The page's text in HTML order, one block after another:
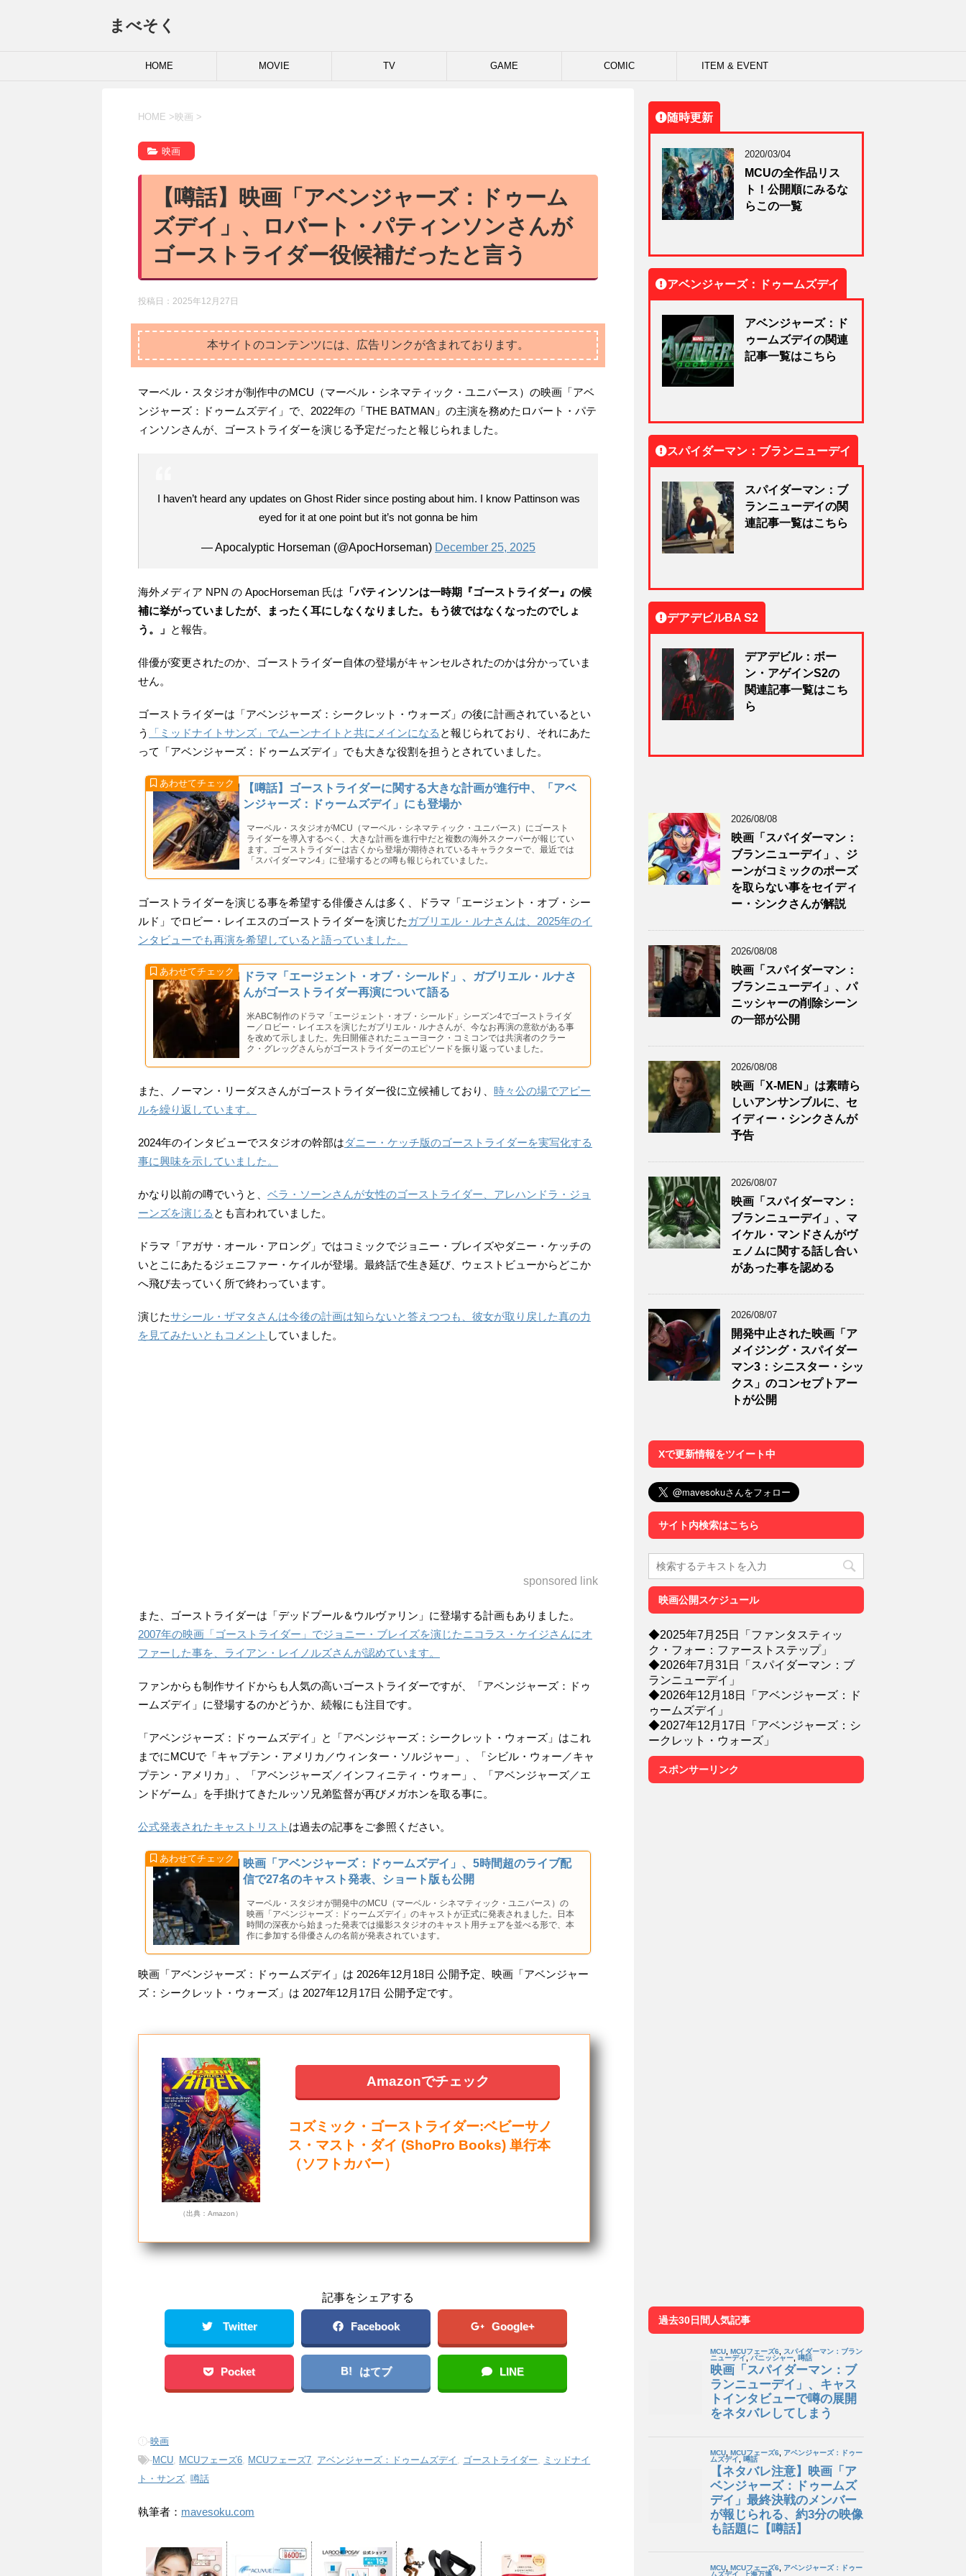
まべそく
HOME MOVIE TV GAME COMIC ITEM & EVENT
HOME > 映画 >
映画
【噂話】映画「アベンジャーズ：ドゥーム
ズデイ」、ロバート・パティンソンさんが
ゴーストライダー役候補だったと言う
投稿日： 2025年12月27日
本サイトのコンテンツには、広告リンクが含まれております。
マーベル・スタジオが制作中のMCU（マーベル・シネマティック・ユニバース）の映画「アベ
ンジャーズ：ドゥームズデイ」で、2022年の「THE BATMAN」の主演を務めたロバート・パテ
ィンソンさんが、ゴーストライダーを演じる予定だったと報じられました。
I haven’t heard any updates on Ghost Rider since posting about him. I know Pattinson was
eyed for it at one point but it’s not gonna be him
— Apocalyptic Horseman (@ApocHorseman) December 25, 2025
海外メディア NPN の ApocHorseman 氏は 「パティンソンは一時期『ゴーストライダー』の候
補に挙がっていましたが、まったく耳にしなくなりました。もう彼ではなくなったのでしょ
う。」
と報告。
俳優が変更されたのか、ゴーストライダー自体の登場がキャンセルされたのかは分かっていま
せん。
ゴーストライダーは「アベンジャーズ：シークレット・ウォーズ」の後に計画されているとい
う
「ミッドナイトサンズ」でムーンナイトと共にメインになる と報じられており、それにあた
って「アベンジャーズ：ドゥームズデイ」でも大きな役割を担うとされていました。
【噂話】ゴーストライダーに関する大きな計画が進行中、「アベ
ンジャーズ：ドゥームズデイ」にも登場か
マーベル・スタジオがMCU（マーベル・シネマティック・ユニバース）にゴースト
ライダーを導入するべく、大きな計画を進行中だと複数の海外スクーパーが報じてい
ます。ゴーストライダーは古くから登場が期待されているキャラクターで、最近では
「スパイダーマン4」に登場するとの噂も報じられていました。
ゴーストライダーを演じる事を希望する俳優さんは多く、ドラマ「エージェント・オブ・シー
ルド」でロビー・レイエスのゴーストライダーを演じた ガブリエル・ルナさんは、2025年のイ
ンタビューでも再演を希望していると語っていました。
ドラマ「エージェント・オブ・シールド」、ガブリエル・ルナさ
んがゴーストライダー再演について語る
米ABC制作のドラマ「エージェント・オブ・シールド」シーズン4でゴーストライダ
ー／ロビー・レイエスを演じたガブリエル・ルナさんが、今なお再演の意欲がある事
を改めて示しました。先日開催されたニューヨーク・コミコンでは共演者のクラー
ク・グレッグさんらがゴーストライダーのエピソードを振り返っていました。
また、ノーマン・リーダスさんがゴーストライダー役に立候補しており、
時々公の場でアピー
ルを繰り返しています。
2024年のインタビューでスタジオの幹部は ダニー・ケッチ版のゴーストライダーを実写化する
事に興味を示していました。
かなり以前の噂でいうと、 ベラ・ソーンさんが女性のゴーストライダー、アレハンドラ・ジョ
ーンズを演じる とも言われていました。
ドラマ「アガサ・オール・アロング」ではコミックでジョニー・ブレイズやダニー・ケッチの
いとこにあたるジェニファー・ケイルが登場。最終話で生き延び、ウェストビューからどこか
へ飛び去っていく所で終わっています。
演じたサシール・ザマタさんは今後の計画は知らないと答えつつも、彼女が取り戻した真の力
を見てみたいともコメント していました。
sponsored link
また、ゴーストライダーは「デッドプール＆ウルヴァリン」に登場する計画もありました。
2007年の映画「ゴーストライダー」でジョニー・ブレイズを演じたニコラス・ケイジさんにオ
ファーした事を、ライアン・レイノルズさんが認めています。
ファンからも制作サイドからも人気の高いゴーストライダーですが、「アベンジャーズ：ドゥ
ームズデイ」に登場するのかどうか、続報にも注目です。
「アベンジャーズ：ドゥームズデイ」と「アベンジャーズ：シークレット・ウォーズ」はこれ
までにMCUで「キャプテン・アメリカ／ウィンター・ソルジャー」、「シビル・ウォー／キャ
プテン・アメリカ」、「アベンジャーズ／インフィニティ・ウォー」、「アベンジャーズ／エ
ンドゲーム」を手掛けてきたルッソ兄弟監督が再びメガホンを取る事に。
公式発表されたキャストリスト は過去の記事をご参照ください。
映画「アベンジャーズ：ドゥームズデイ」、5時間超のライブ配
信で27名のキャスト発表、ショート版も公開
マーベル・スタジオが開発中のMCU（マーベル・シネマティック・ユニバース）の
映画「アベンジャーズ：ドゥームズデイ」のキャストが正式に発表されました。日本
時間の深夜から始まった発表では撮影スタジオのキャスト用チェアを並べる形で、本
作に参加する俳優さんの名前が発表されています。
映画「アベンジャーズ：ドゥームズデイ」は 2026年12月18日 公開予定、映画「アベンジャー
ズ：シークレット・ウォーズ」は 2027年12月17日 公開予定です。
（出典：Amazon）
Amazonでチェック
コズミック・ゴーストライダー:ベビーサノ
ス・マスト・ダイ (ShoPro Books) 単行本
（ソフトカバー）
記事をシェアする
Twitter Facebook Google+
Pocket B! はてブ LINE
-映画
-MCU MCUフェーズ6 MCUフェーズ7 アベンジャーズ：ドゥームズデイ ゴーストライダー
ミッドナイ
ト・サンズ
噂話
執筆者： mavesoku.com
随時更新
2020/03/04
MCUの全作品リス
ト！公開順にみるな
らこの一覧
アベンジャーズ：ドゥームズデイ
アベンジャーズ：ド
ゥームズデイの関連
記事一覧はこちら
スパイダーマン：ブランニューデイ
スパイダーマン：ブ
ランニューデイの関
連記事一覧はこちら
デアデビルBA S2
デアデビル：ボー
ン・アゲインS2の
関連記事一覧はこち
ら
2026/08/08
映画「スパイダーマン：
ブランニューデイ」、ジ
ーンがコミックのポーズ
を取らない事をセイディ
ー・シンクさんが解説
2026/08/08
映画「スパイダーマン：
ブランニューデイ」、パ
ニッシャーの削除シーン
の一部が公開
2026/08/08
映画「X-MEN」は素晴ら
しいアンサンブルに、セ
イディー・シンクさんが
予告
2026/08/07
映画「スパイダーマン：
ブランニューデイ」、マ
イケル・マンドさんがヴ
ェノムに関する話し合い
があった事を認める
2026/08/07
開発中止された映画「ア
メイジング・スパイダー
マン3：シニスター・シッ
クス」のコンセプトアー
トが公開
Xで更新情報をツイート中
サイト内検索はこちら
映画公開スケジュール
◆2025年7月25日「ファンタスティッ
ク・フォー：ファーストステップ」
◆2026年7月31日「スパイダーマン：ブ
ランニューデイ」
◆2026年12月18日「アベンジャーズ：ド
ゥームズデイ」
◆2027年12月17日「アベンジャーズ：シ
ークレット・ウォーズ」
スポンサーリンク
過去30日間人気記事